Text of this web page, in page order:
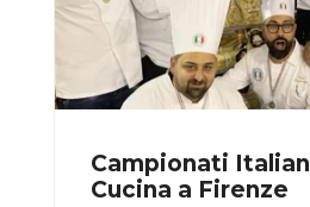
Campionati
Cucina a Firenze